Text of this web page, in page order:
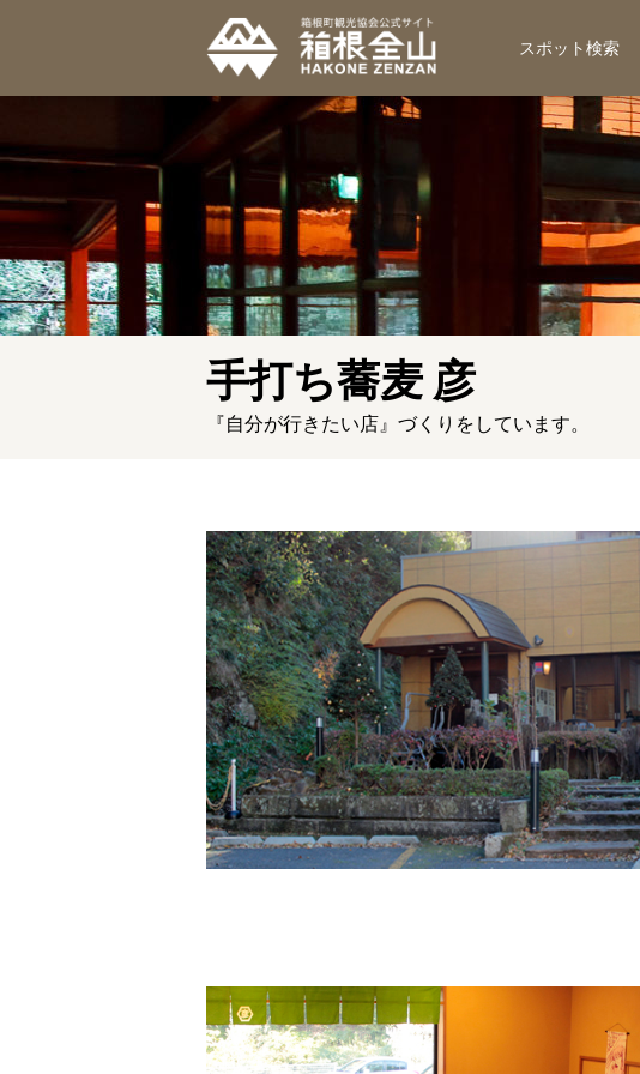
スポット検索
手打ち蕎麦 彦
『自分が行きたい店』づくりをしています。